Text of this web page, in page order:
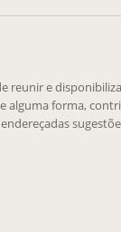
reunir e
alguma forma,